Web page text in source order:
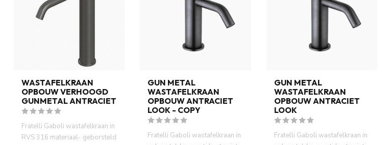
WASTAFELKRAAN
OPBOUW VERHOOGD
GUNMETAL ANTRACIET
Fratelli Gaboli wastafelkraan in
RVS 316 materiaal- geborsteld
GUN METAL
WASTAFELKRAAN
OPBOUW ANTRACIET
LOOK - COPY
Fratelli Gaboli wastafelkraan in
GUN METAL
WASTAFELKRAAN
OPBOUW ANTRACIET
LOOK
Fratelli Gaboli wastafelkraan in